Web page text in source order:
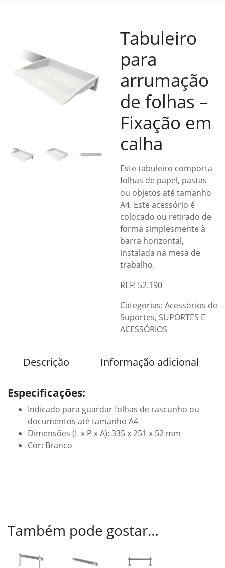
Tabuleiro
para
arrumação
de folhas –
Fixação em
calha
Este tabuleiro comporta
folhas de papel, pastas
ou objetos até tamanho
A4. Este acessório é
colocado ou retirado de
forma simplesmente à
barra horizontal,
instalada na mesa de
trabalho.
REF: 52.190
Categorias: Acessórios de
Suportes, SUPORTES E
ACESSÓRIOS
Descrição Informação adicional
Especificações:
Indicado para guardar folhas de rascunho ou
documentos até tamanho A4
Dimensões (L x P x A): 335 x 251 x 52 mm
Cor: Branco
Também pode gostar…